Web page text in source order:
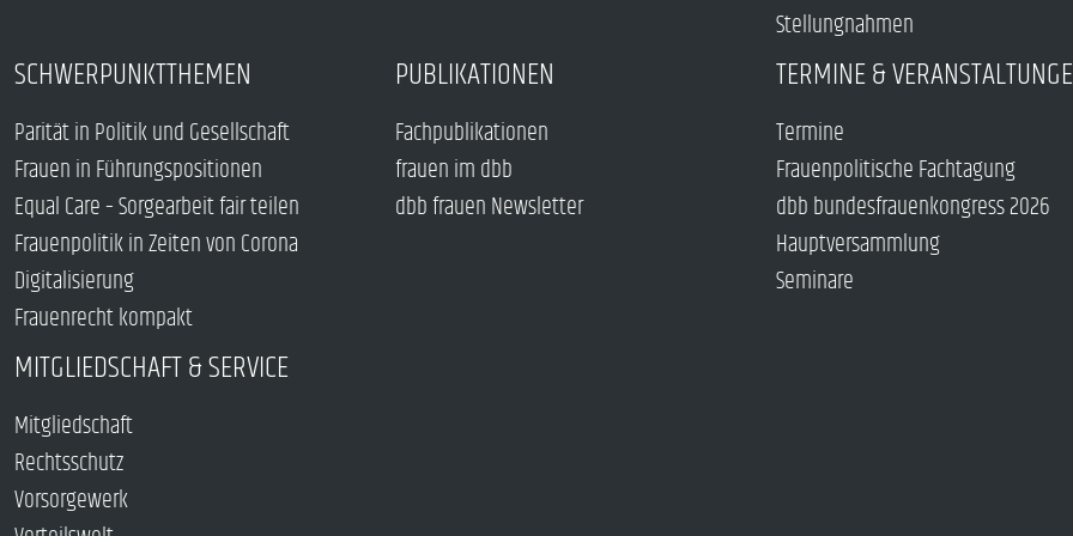
Stellungnahmen
SCHWERPUNKTTHEMEN
Parität in Politik und Gesellschaft
Frauen in Führungspositionen
Equal Care – Sorgearbeit fair teilen
Frauenpolitik in Zeiten von Corona
Digitalisierung
Frauenrecht kompakt
PUBLIKATIONEN
Fachpublikationen
frauen im dbb
dbb frauen Newsletter
TERMINE &
Termine
Frauenpolitische Fachtagung
dbb bundesfrauenkongress 2026
Hauptversammlung
Seminare
MITGLIEDSCHAFT & SERVICE
Mitgliedschaft
Rechtsschutz
Vorsorgewerk